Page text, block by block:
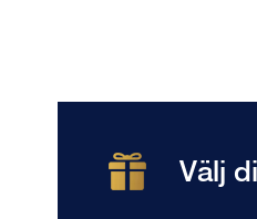
Välj